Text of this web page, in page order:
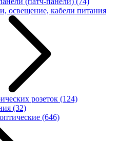
освещение, кабели питания
розеток (124)
(32)
(646)